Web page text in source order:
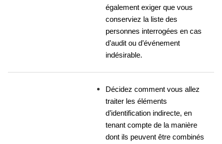
également exiger que vous
conserviez la liste des
personnes interrogées en cas
d’audit ou d’événement
indésirable.
Décidez comment vous allez
traiter les éléments
d’identification indirecte, en
tenant compte de la manière
dont ils peuvent être combinés